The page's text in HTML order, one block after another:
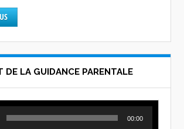
DE LA GUIDANCE PARENTALE
00:00